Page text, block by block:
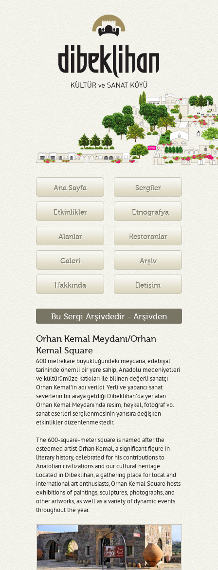
Ana Sayfa Sergiler
Etkinlikler Etnografya
Müzesi
Alanlar Restoranlar
Galeri Arşiv
Hakkında İletişim
Bu Sergi Arşivdedir - Arşivden
Orhan Kemal Meydanı/Orhan
Kemal Square
600 metrekare büyüklüğündeki meydana, edebiyat
tarihinde önemli bir yere sahip, Anadolu medeniyetleri
ve kültürümüze katkıları ile bilinen değerli sanatçı
Orhan Kemal'in adı verildi. Yerli ve yabancı sanat
severlerin bir araya geldiği Dibeklihan'da yer alan
Orhan Kemal Meydanı'nda resim, heykel, fotoğraf vb.
sanat eserleri sergilenmesinin yanısıra değişken
etkinlikler düzenlenmektedir.
The 600-square-meter square is named after the
esteemed artist Orhan Kemal, a significant figure in
literary history, celebrated for his contributions to
Anatolian civilizations and our cultural heritage.
Located in Dibeklihan, a gathering place for local and
international art enthusiasts, Orhan Kemal Square hosts
exhibitions of paintings, sculptures, photographs, and
other artworks, as well as a variety of dynamic events
throughout the year.